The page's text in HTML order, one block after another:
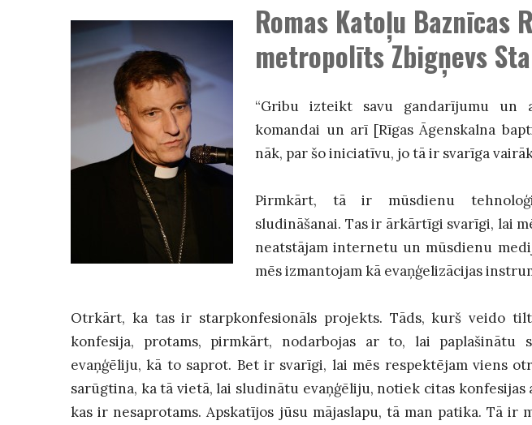
Romas Katoļu Baznīcas
metropolītsZbigņevs
“Gribu izteikt savu gandarījumu un
komandai un arī [Rīgas Āgenskalna
nāk, par šo iniciatīvu, jo tā ir svarīga
Pirmkārt, tā ir mūsdienu
sludināšanai. Tas ir ārkārtīgi svarīgi, lai
neatstājam internetu un mūsdienu
mēs izmantojam kā evaņģelizācijas
Otrkārt, ka tas ir starpkonfesionāls projekts. Tāds, kurš veido
konfesija, protams, pirmkārt, nodarbojas ar to, lai paplašinātu
evaņģēliju, kā to saprot. Bet ir svarīgi, lai mēs respektējam viens
sarūgtina, ka tā vietā, lai sludinātu evaņģēliju, notiek citas konfesijas
kas ir nesaprotams. Apskatījos jūsu mājaslapu, tā man patika. Tā